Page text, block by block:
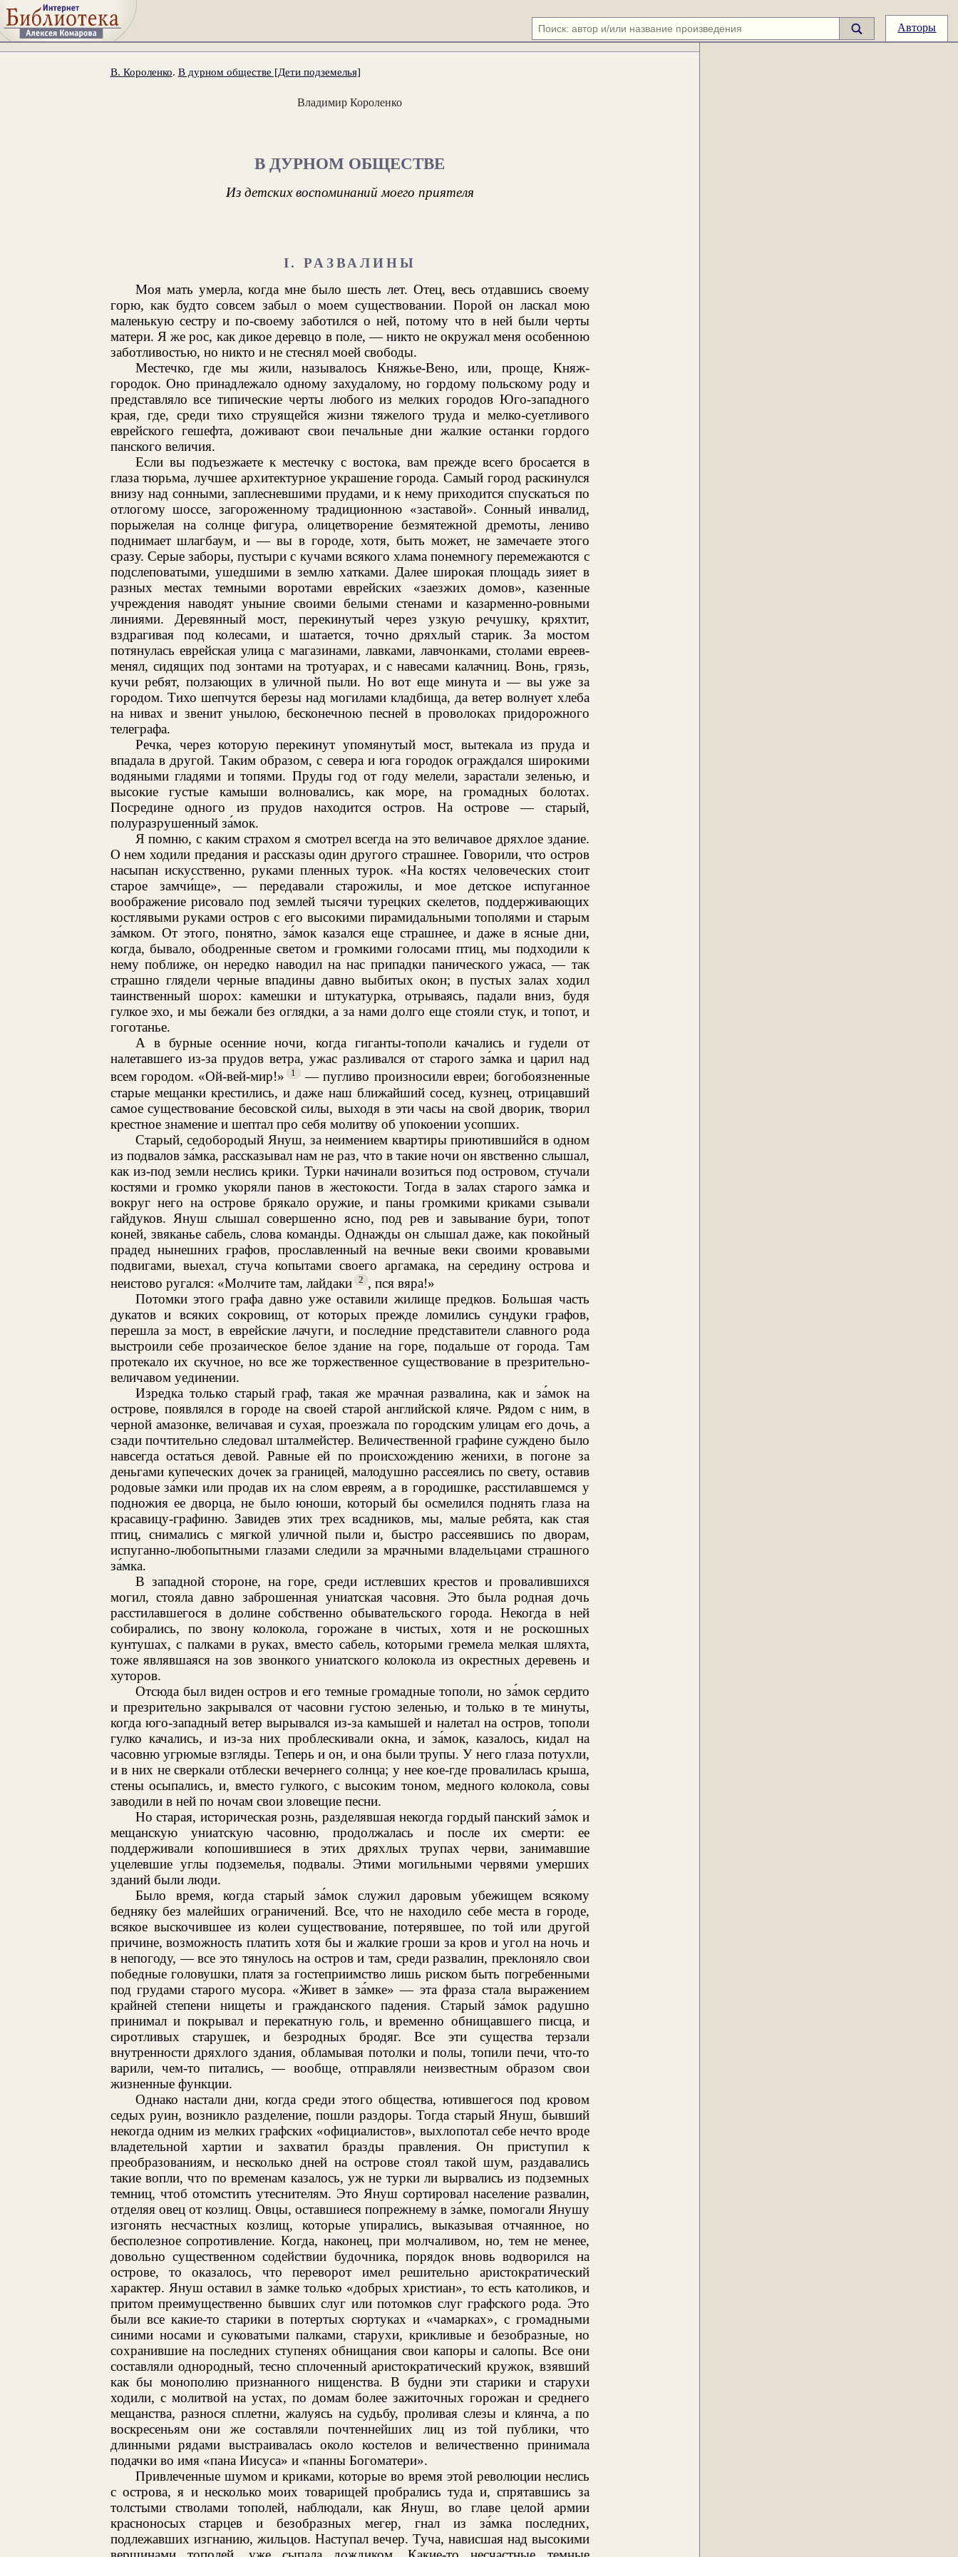
Авторы
В. Короленко. В дурном обществе [Дети подземелья]
Владимир Короленко
В ДУРНОМ ОБЩЕСТВЕ
Из детских воспоминаний моего приятеля
I. РАЗВАЛИНЫ
Моя мать умерла, когда мне было шесть лет. Отец, весь отдавшись своему
горю, как будто совсем забыл о моем существовании. Порой он ласкал мою
маленькую сестру и по-своему заботился о ней, потому что в ней были черты
матери. Я же рос, как дикое деревцо в поле, — никто не окружал меня особенною
заботливостью, но никто и не стеснял моей свободы.
Местечко, где мы жили, называлось Княжье-Вено, или, проще, Княж-
городок. Оно принадлежало одному захудалому, но гордому польскому роду и
представляло все типические черты любого из мелких городов Юго-западного
края, где, среди тихо струящейся жизни тяжелого труда и мелко-суетливого
еврейского гешефта, доживают свои печальные дни жалкие останки гордого
панского величия.
Если вы подъезжаете к местечку с востока, вам прежде всего бросается в
глаза тюрьма, лучшее архитектурное украшение города. Самый город раскинулся
внизу над сонными, заплесневшими прудами, и к нему приходится спускаться по
отлогому шоссе, загороженному традиционною «заставой». Сонный инвалид,
порыжелая на солнце фигура, олицетворение безмятежной дремоты, лениво
поднимает шлагбаум, и — вы в городе, хотя, быть может, не замечаете этого
сразу. Серые заборы, пустыри с кучами всякого хлама понемногу перемежаются с
подслеповатыми, ушедшими в землю хатками. Далее широкая площадь зияет в
разных местах темными воротами еврейских «заезжих домов», казенные
учреждения наводят уныние своими белыми стенами и казарменно-ровными
линиями. Деревянный мост, перекинутый через узкую речушку, кряхтит,
вздрагивая под колесами, и шатается, точно дряхлый старик. За мостом
потянулась еврейская улица с магазинами, лавками, лавчонками, столами евреев-
менял, сидящих под зонтами на тротуарах, и с навесами калачниц. Вонь, грязь,
кучи ребят, ползающих в уличной пыли. Но вот еще минута и — вы уже за
городом. Тихо шепчутся березы над могилами кладбища, да ветер волнует хлеба
на нивах и звенит унылою, бесконечною песней в проволоках придорожного
телеграфа.
Речка, через которую перекинут упомянутый мост, вытекала из пруда и
впадала в другой. Таким образом, с севера и юга городок ограждался широкими
водяными гладями и топями. Пруды год от году мелели, зарастали зеленью, и
высокие густые камыши волновались, как море, на громадных болотах.
Посредине одного из прудов находится остров. На острове — старый,
полуразрушенный за́мок.
Я помню, с каким страхом я смотрел всегда на это величавое дряхлое здание.
О нем ходили предания и рассказы один другого страшнее. Говорили, что остров
насыпан искусственно, руками пленных турок. «На костях человеческих стоит
старое замчи́ще», — передавали старожилы, и мое детское испуганное
воображение рисовало под землей тысячи турецких скелетов, поддерживающих
костлявыми руками остров с его высокими пирамидальными тополями и старым
за́мком. От этого, понятно, за́мок казался еще страшнее, и даже в ясные дни,
когда, бывало, ободренные светом и громкими голосами птиц, мы подходили к
нему поближе, он нередко наводил на нас припадки панического ужаса, — так
страшно глядели черные впадины давно выбитых окон; в пустых залах ходил
таинственный шорох: камешки и штукатурка, отрываясь, падали вниз, будя
гулкое эхо, и мы бежали без оглядки, а за нами долго еще стояли стук, и топот, и
гоготанье.
А в бурные осенние ночи, когда гиганты-тополи качались и гудели от
налетавшего из-за прудов ветра, ужас разливался от старого за́мка и царил над
всем городом. «Ой-вей-мир!»
1 — пугливо произносили евреи; богобоязненные
старые мещанки крестились, и даже наш ближайший сосед, кузнец, отрицавший
самое существование бесовской силы, выходя в эти часы на свой дворик, творил
крестное знамение и шептал про себя молитву об упокоении усопших.
Старый, седобородый Януш, за неимением квартиры приютившийся в одном
из подвалов за́мка, рассказывал нам не раз, что в такие ночи он явственно слышал,
как из-под земли неслись крики. Турки начинали возиться под островом, стучали
костями и громко укоряли панов в жестокости. Тогда в залах старого за́мка и
вокруг него на острове брякало оружие, и паны громкими криками сзывали
гайдуков. Януш слышал совершенно ясно, под рев и завывание бури, топот
коней, звяканье сабель, слова команды. Однажды он слышал даже, как покойный
прадед нынешних графов, прославленный на вечные веки своими кровавыми
подвигами, выехал, стуча копытами своего аргамака, на середину острова и
неистово ругался: «Молчите там, лайдаки
2 , пся вяра!»
Потомки этого графа давно уже оставили жилище предков. Большая часть
дукатов и всяких сокровищ, от которых прежде ломились сундуки графов,
перешла за мост, в еврейские лачуги, и последние представители славного рода
выстроили себе прозаическое белое здание на горе, подальше от города. Там
протекало их скучное, но все же торжественное существование в презрительно-
величавом уединении.
Изредка только старый граф, такая же мрачная развалина, как и за́мок на
острове, появлялся в городе на своей старой английской кляче. Рядом с ним, в
черной амазонке, величавая и сухая, проезжала по городским улицам его дочь, а
сзади почтительно следовал шталмейстер. Величественной графине суждено было
навсегда остаться девой. Равные ей по происхождению женихи, в погоне за
деньгами купеческих дочек за границей, малодушно рассеялись по свету, оставив
родовые за́мки или продав их на слом евреям, а в городишке, расстилавшемся у
подножия ее дворца, не было юноши, который бы осмелился поднять глаза на
красавицу-графиню. Завидев этих трех всадников, мы, малые ребята, как стая
птиц, снимались с мягкой уличной пыли и, быстро рассеявшись по дворам,
испуганно-любопытными глазами следили за мрачными владельцами страшного
за́мка.
В западной стороне, на горе, среди истлевших крестов и провалившихся
могил, стояла давно заброшенная униатская часовня. Это была родная дочь
расстилавшегося в долине собственно обывательского города. Некогда в ней
собирались, по звону колокола, горожане в чистых, хотя и не роскошных
кунтушах, с палками в руках, вместо сабель, которыми гремела мелкая шляхта,
тоже являвшаяся на зов звонкого униатского колокола из окрестных деревень и
хуторов.
Отсюда был виден остров и его темные громадные тополи, но за́мок сердито
и презрительно закрывался от часовни густою зеленью, и только в те минуты,
когда юго-западный ветер вырывался из-за камышей и налетал на остров, тополи
гулко качались, и из-за них проблескивали окна, и за́мок, казалось, кидал на
часовню угрюмые взгляды. Теперь и он, и она были трупы. У него глаза потухли,
и в них не сверкали отблески вечернего солнца; у нее кое-где провалилась крыша,
стены осыпались, и, вместо гулкого, с высоким тоном, медного колокола, совы
заводили в ней по ночам свои зловещие песни.
Но старая, историческая рознь, разделявшая некогда гордый панский за́мок и
мещанскую униатскую часовню, продолжалась и после их смерти: ее
поддерживали копошившиеся в этих дряхлых трупах черви, занимавшие
уцелевшие углы подземелья, подвалы. Этими могильными червями умерших
зданий были люди.
Было время, когда старый за́мок служил даровым убежищем всякому
бедняку без малейших ограничений. Все, что не находило себе места в городе,
всякое выскочившее из колеи существование, потерявшее, по той или другой
причине, возможность платить хотя бы и жалкие гроши за кров и угол на ночь и
в непогоду, — все это тянулось на остров и там, среди развалин, преклоняло свои
победные головушки, платя за гостеприимство лишь риском быть погребенными
под грудами старого мусора. «Живет в за́мке» — эта фраза стала выражением
крайней степени нищеты и гражданского падения. Старый за́мок радушно
принимал и покрывал и перекатную голь, и временно обнищавшего писца, и
сиротливых старушек, и безродных бродяг. Все эти существа терзали
внутренности дряхлого здания, обламывая потолки и полы, топили печи, что-то
варили, чем-то питались, — вообще, отправляли неизвестным образом свои
жизненные функции.
Однако настали дни, когда среди этого общества, ютившегося под кровом
седых руин, возникло разделение, пошли раздоры. Тогда старый Януш, бывший
некогда одним из мелких графских «официалистов», выхлопотал себе нечто вроде
владетельной хартии и захватил бразды правления. Он приступил к
преобразованиям, и несколько дней на острове стоял такой шум, раздавались
такие вопли, что по временам казалось, уж не турки ли вырвались из подземных
темниц, чтоб отомстить утеснителям. Это Януш сортировал население развалин,
отделяя овец от козлищ. Овцы, оставшиеся попрежнему в за́мке, помогали Янушу
изгонять несчастных козлищ, которые упирались, выказывая отчаянное, но
бесполезное сопротивление. Когда, наконец, при молчаливом, но, тем не менее,
довольно существенном содействии будочника, порядок вновь водворился на
острове, то оказалось, что переворот имел решительно аристократический
характер. Януш оставил в за́мке только «добрых христиан», то есть католиков, и
притом преимущественно бывших слуг или потомков слуг графского рода. Это
были все какие-то старики в потертых сюртуках и «чамарках», с громадными
синими носами и суковатыми палками, старухи, крикливые и безобразные, но
сохранившие на последних ступенях обнищания свои капоры и салопы. Все они
составляли однородный, тесно сплоченный аристократический кружок, взявший
как бы монополию признанного нищенства. В будни эти старики и старухи
ходили, с молитвой на устах, по домам более зажиточных горожан и среднего
мещанства, разнося сплетни, жалуясь на судьбу, проливая слезы и клянча, а по
воскресеньям они же составляли почтеннейших лиц из той публики, что
длинными рядами выстраивалась около костелов и величественно принимала
подачки во имя «пана Иисуса» и «панны Богоматери».
Привлеченные шумом и криками, которые во время этой революции неслись
с острова, я и несколько моих товарищей пробрались туда и, спрятавшись за
толстыми стволами тополей, наблюдали, как Януш, во главе целой армии
красноносых старцев и безобразных мегер, гнал из за́мка последних,
подлежавших изгнанию, жильцов. Наступал вечер. Туча, нависшая над высокими